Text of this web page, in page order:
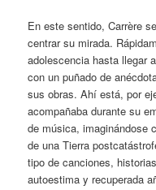
En este sentido, Carrère
centrar su mirada.
adolescencia hasta llegar
con un puñado de
sus obras. Ahí está, por
acompañaba durante su
de música, imaginándose
de una Tierra
tipo de canciones,
autoestima y recuperada